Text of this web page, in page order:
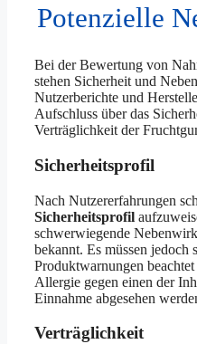
Potenzielle
Bei der Bewertung von
stehen Sicherheit und
Nutzerberichte und
Aufschluss über das
Verträglichkeit der
Sicherheitsprofil
Nach Nutzererfahrungen
Sicherheitsprofil
schwerwiegende
bekannt. Es müssen jedoch
Produktwarnungen
Allergie gegen einen der
Einnahme abgesehen
Verträglichkeit